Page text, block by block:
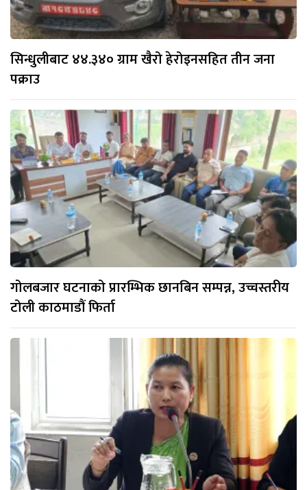
सिन्धुलीबाट ४४.३४० ग्राम खैरो हेरोइनसहित तीन जना
पक्राउ
गोलबजार घटनाको प्रारम्भिक छानबिन सम्पन्न, उच्चस्तरीय
टोली काठमाडौं फिर्ता